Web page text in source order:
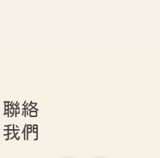
聯絡
我們